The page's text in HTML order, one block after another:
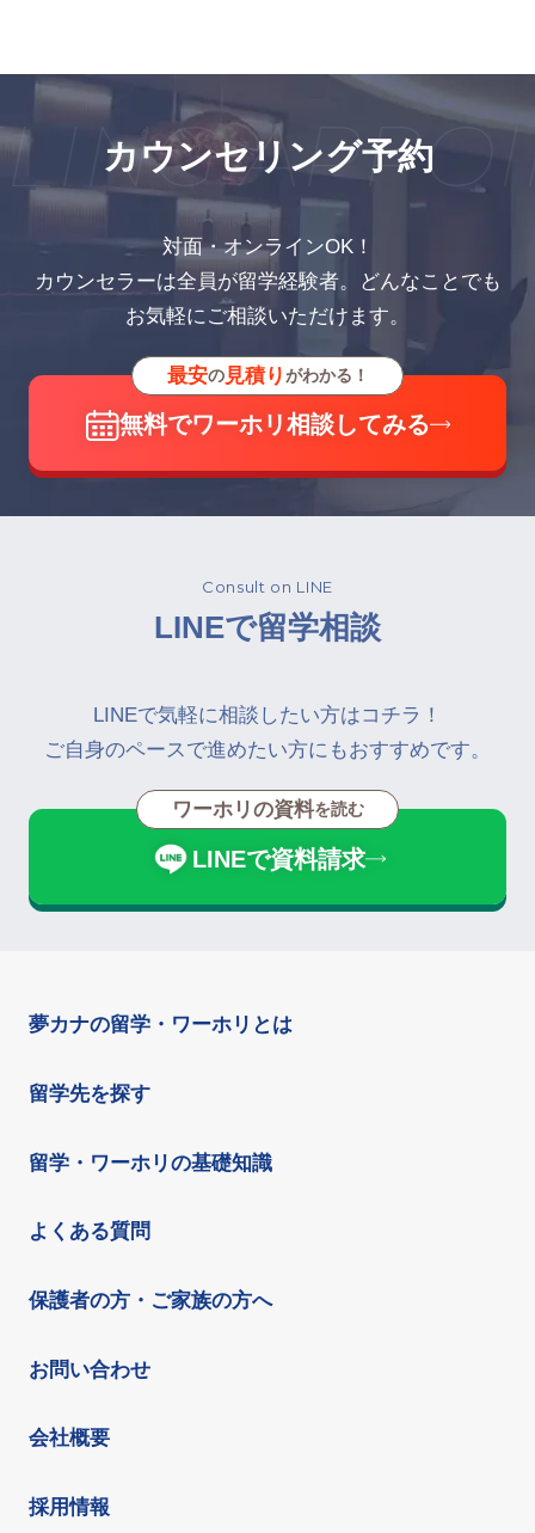
カウンセリング予約
対面・オンラインOK！
カウンセラーは全員が留学経験者。どんなことでも
お気軽にご相談いただけます。
最安の見積りがわかる！
無料でワーホリ相談してみる
Consult on LINE
LINEで留学相談
LINEで気軽に相談したい方はコチラ！
ご自身のペースで進めたい方にもおすすめです。
ワーホリの資料を読む
LINEで資料請求
夢カナの留学・ワーホリとは
留学先を探す
留学・ワーホリの基礎知識
よくある質問
保護者の方・ご家族の方へ
お問い合わせ
会社概要
採用情報